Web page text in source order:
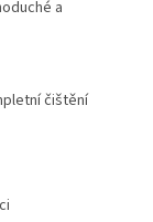
a
čištění